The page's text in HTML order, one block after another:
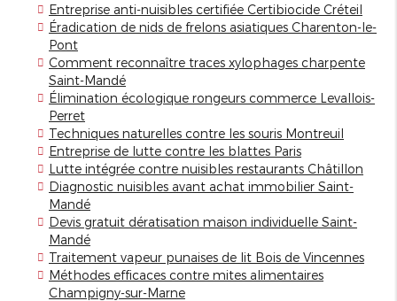
Entreprise anti-nuisibles certifiée Certibiocide Créteil
Éradication de nids de frelons asiatiques Charenton-le-
Pont
Comment reconnaître traces xylophages charpente
Saint-Mandé
Élimination écologique rongeurs commerce Levallois-
Perret
Techniques naturelles contre les souris Montreuil
Entreprise de lutte contre les blattes Paris
Lutte intégrée contre nuisibles restaurants Châtillon
Diagnostic nuisibles avant achat immobilier Saint-
Mandé
Devis gratuit dératisation maison individuelle Saint-
Mandé
Traitement vapeur punaises de lit Bois de Vincennes
Méthodes efficaces contre mites alimentaires
Champigny-sur-Marne